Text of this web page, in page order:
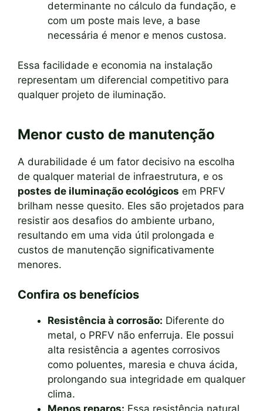
determinante no cálculo da fundação, e
com um poste mais leve, a base
necessária é menor e menos custosa.
Essa facilidade e economia na instalação
representam um diferencial competitivo para
qualquer projeto de iluminação.
Menor custo de manutenção
A durabilidade é um fator decisivo na escolha
de qualquer material de infraestrutura, e os
postes de iluminação ecológicos em PRFV
brilham nesse quesito. Eles são projetados para
resistir aos desafios do ambiente urbano,
resultando em uma vida útil prolongada e
custos de manutenção significativamente
menores.
Confira os benefícios
Resistência à corrosão: Diferente do
metal, o PRFV não enferruja. Ele possui
alta resistência a agentes corrosivos
como poluentes, maresia e chuva ácida,
prolongando sua integridade em qualquer
clima.
Menos reparos: Essa resistência natural